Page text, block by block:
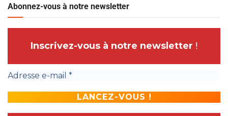
Abonnez-vous à notre newsletter
Inscrivez-vous à notre newsletter !